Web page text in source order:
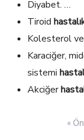
Diyabet. …
Tiroid
Kolesterol
Karaciğer,
sistemi
Akciğer
«